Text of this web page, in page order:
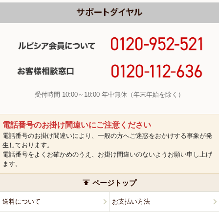
受付時間 10:00～18:00 年中無休（年末年始を除く）
電話番号のお掛け間違いにご注意ください
電話番号のお掛け間違いにより、一般の方へご迷惑をおかけする事象が発
生しております。
電話番号をよくお確かめのうえ、お掛け間違いのないようお願い申し上げ
ます。
ページトップ
送料について お支払い方法